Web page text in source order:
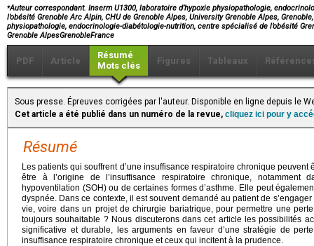
⁎Auteur correspondant. Inserm U1300, laboratoire d’hypoxie physiopathologie,
l’obésité Grenoble Arc Alpin, CHU de Grenoble Alpes, University Grenoble Alpes,
physiopathologie, endocrinologie-diabétologie-nutrition, centre spécialisé de l’obésité
Grenoble AlpesGrenobleFrance
PDF Article
Résumé
Mots clés
Figures Tableaux
Sous presse. Épreuves corrigées par l'auteur. Disponible en ligne depuis le
Cet article a été publié dans un numéro de la revue, cliquez ici pour y
Résumé
Les patients qui souffrent d’une insuffisance respiratoire chronique peuvent
être à l’origine de l’insuffisance respiratoire chronique, notamment
hypoventilation (SOH) ou de certaines formes d’asthme. Elle peut
dyspnée. Dans ce contexte, il est souvent demandé au patient de
vie, voire dans un projet de chirurgie bariatrique, pour permettre une
toujours souhaitable ? Nous discuterons dans cet article les possibilités
significative et durable, les arguments en faveur d’une stratégie de
insuffisance respiratoire chronique et ceux qui incitent à la prudence.